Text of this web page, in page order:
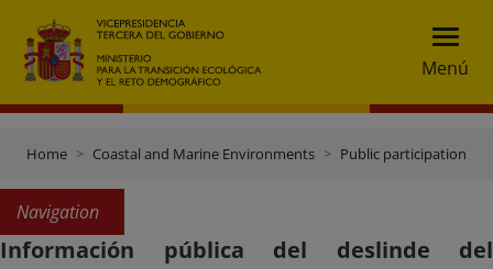
Menú
Home Coastal and Marine Environments Public participation
Navigation
Información pública del deslinde del